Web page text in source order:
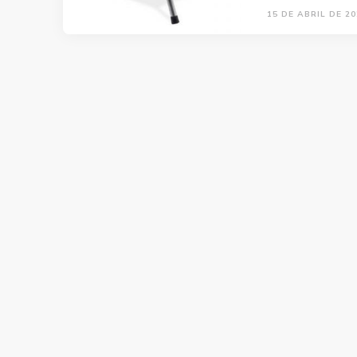
15 DE ABRIL DE